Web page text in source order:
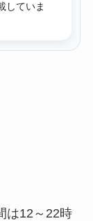
していま
は12～22時